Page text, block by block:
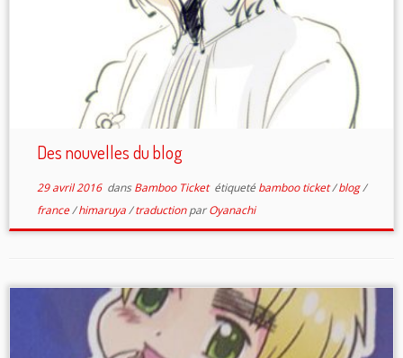
Des nouvelles du blog
29 avril 2016dansBamboo Ticket étiqueté bamboo ticket/blog/
france/himaruya/traductionparOyanachi